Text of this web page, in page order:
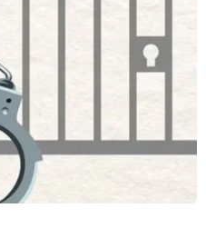
đầu mới giữa Mỹ và